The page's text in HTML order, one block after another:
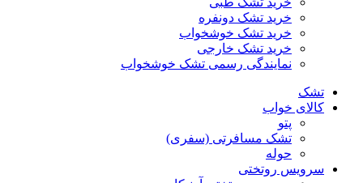
خرید تشک دونفره
خرید تشک خوشخواب
خرید تشک خارجی
نمایندگی رسمی تشک خوشخواب
تشک
کالای خواب
پتو
تشک مسافرتی (سفری)
حوله
سرویس روتختی